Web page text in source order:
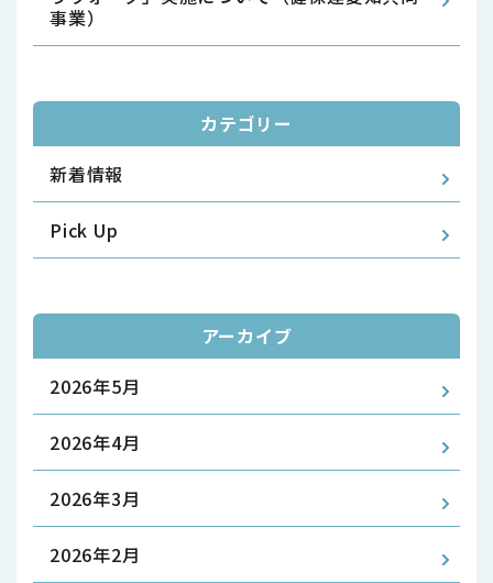
事業）
カテゴリー
新着情報
Pick Up
アーカイブ
2026年5月
2026年4月
2026年3月
2026年2月